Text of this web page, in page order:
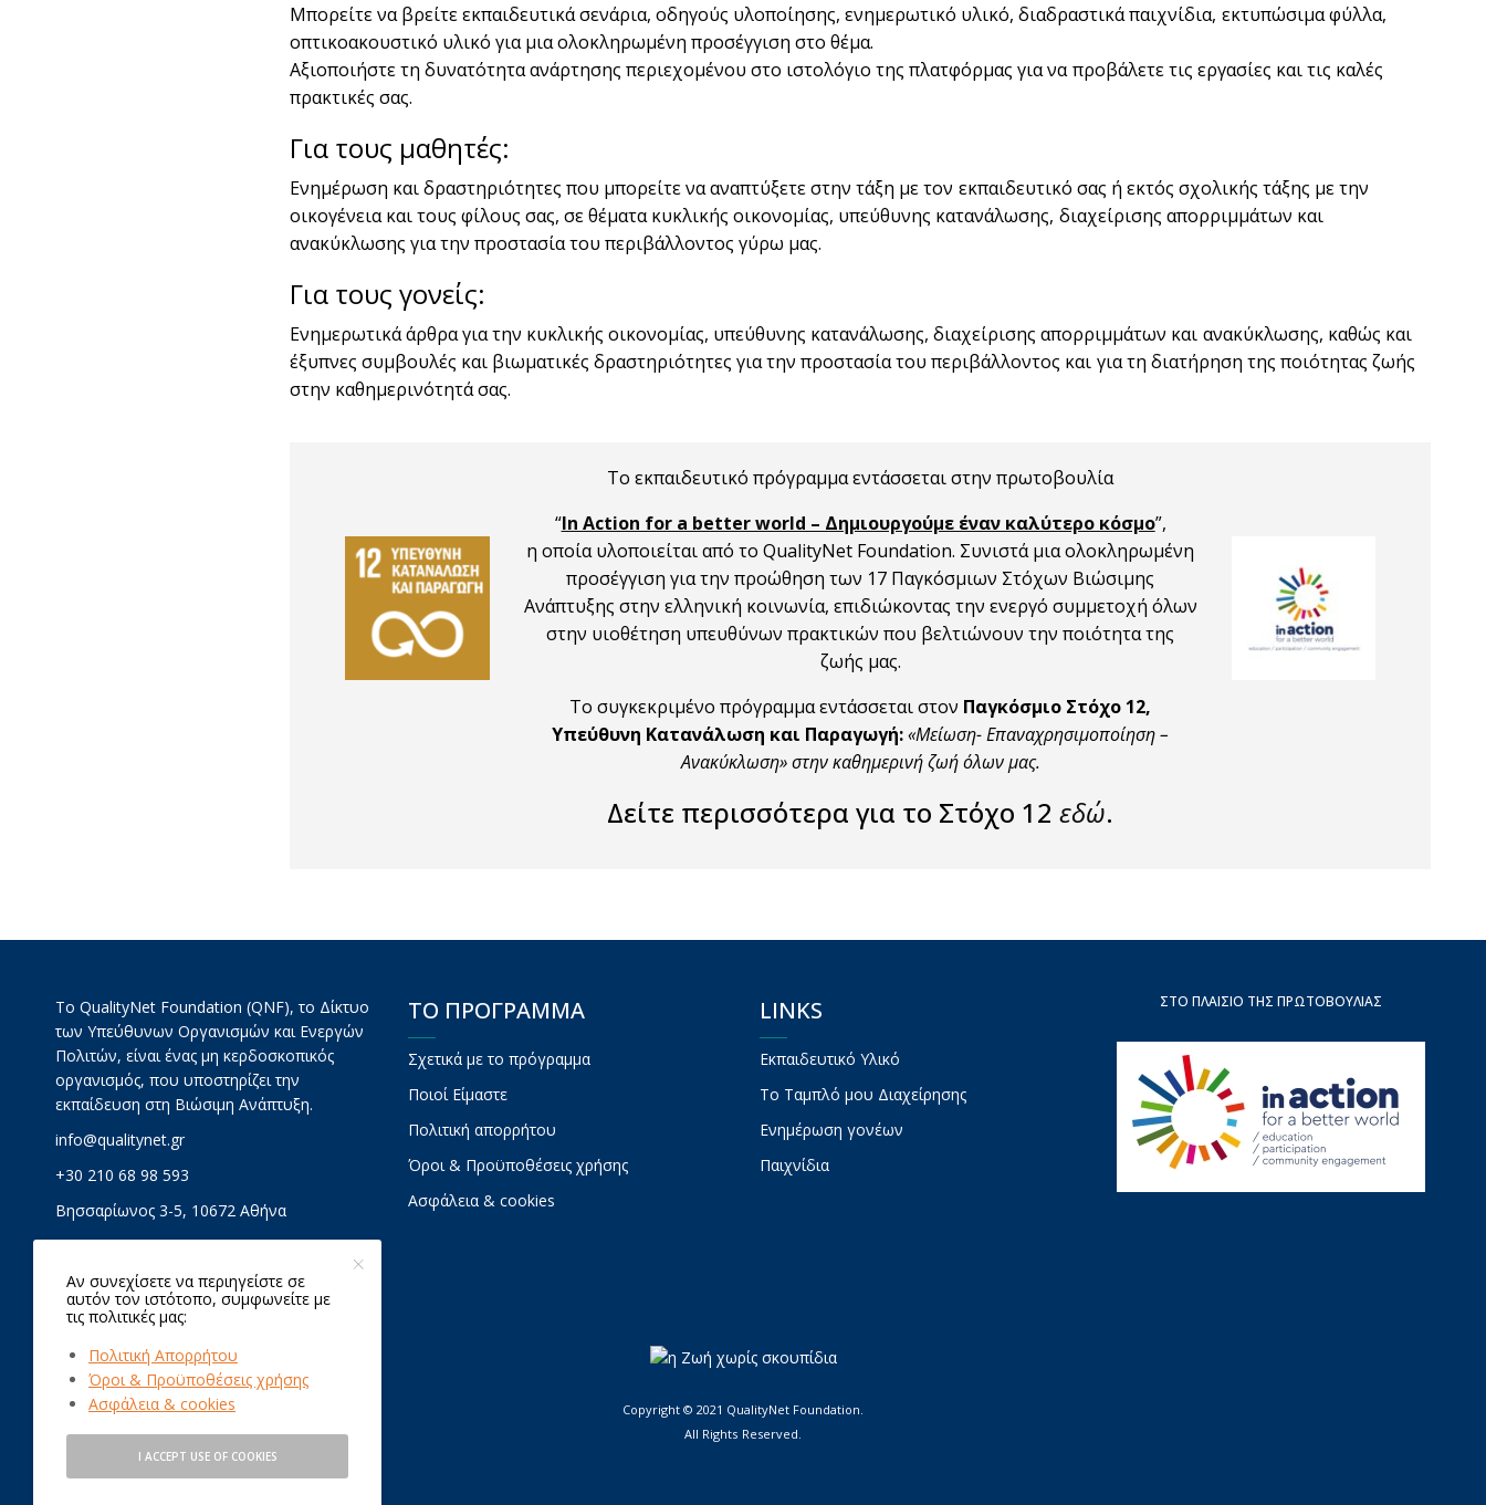
Μπορείτε να βρείτε εκπαιδευτικά σενάρια, οδηγούς υλοποίησης, ενημερωτικό υλικό, διαδραστικά παιχνίδια, εκτυπώσιμα φύλλα,
οπτικοακουστικό υλικό για μια ολοκληρωμένη προσέγγιση στο θέμα.
Αξιοποιήστε τη δυνατότητα ανάρτησης περιεχομένου στο ιστολόγιο της πλατφόρμας για να προβάλετε τις εργασίες και τις καλές
πρακτικές σας.
Για τους μαθητές:
Ενημέρωση και δραστηριότητες που μπορείτε να αναπτύξετε στην τάξη με τον εκπαιδευτικό σας ή εκτός σχολικής τάξης με την
οικογένεια και τους φίλους σας, σε θέματα κυκλικής οικονομίας, υπεύθυνης κατανάλωσης, διαχείρισης απορριμμάτων και
ανακύκλωσης για την προστασία του περιβάλλοντος γύρω μας.
Για τους γονείς:
Ενημερωτικά άρθρα για την κυκλικής οικονομίας, υπεύθυνης κατανάλωσης, διαχείρισης απορριμμάτων και ανακύκλωσης, καθώς και
έξυπνες συμβουλές και βιωματικές δραστηριότητες για την προστασία του περιβάλλοντος και για τη διατήρηση της ποιότητας ζωής
στην καθημερινότητά σας.
Το εκπαιδευτικό πρόγραμμα εντάσσεται στην πρωτοβουλία
“In Action for a better world – Δημιουργούμε έναν καλύτερο κόσμο”,
η οποία υλοποιείται από το QualityNet Foundation. Συνιστά μια ολοκληρωμένη
προσέγγιση για την προώθηση των 17 Παγκόσμιων Στόχων Βιώσιμης
Ανάπτυξης στην ελληνική κοινωνία, επιδιώκοντας την ενεργό συμμετοχή όλων
στην υιοθέτηση υπευθύνων πρακτικών που βελτιώνουν την ποιότητα της
ζωής μας.
Το συγκεκριμένο πρόγραμμα εντάσσεται στον Παγκόσμιο Στόχο 12,
Υπεύθυνη Κατανάλωση και Παραγωγή:«Μείωση- Επαναχρησιμοποίηση –
Ανακύκλωση» στην καθημερινή ζωή όλων μας.
Δείτε περισσότερα για το Στόχο 12εδώ.
Το QualityNet Foundation (QNF), το Δίκτυο
των Υπεύθυνων Οργανισμών και Ενεργών
Πολιτών, είναι ένας μη κερδοσκοπικός
οργανισμός, που υποστηρίζει την
εκπαίδευση στη Βιώσιμη Ανάπτυξη.
info@qualitynet.gr
+30 210 68 98 593
Βησσαρίωνος 3-5, 10672 Αθήνα
ΤΟ ΠΡΟΓΡΑΜΜΑ
Σχετικά με το πρόγραμμα
Ποιοί Είμαστε
Πολιτική απορρήτου
Όροι & Προϋποθέσεις χρήσης
Ασφάλεια & cookies
LINKS
Εκπαιδευτικό Υλικό
To Ταμπλό μου Διαχείρησης
Ενημέρωση γονέων
Παιχνίδια
ΣΤΟ ΠΛΑΊΣΙΟ ΤΗΣ ΠΡΩΤΟΒΟΥΛΊΑΣ
Copyright © 2021 QualityNet Foundation.
All Rights Reserved.
Αν συνεχίσετε να περιηγείστε σε
αυτόν τον ιστότοπο, συμφωνείτε με
τις πολιτικές μας:
Πολιτική Απορρήτου
Όροι & Προϋποθέσεις χρήσης
Ασφάλεια & cookies
I ACCEPT USE OF COOKIES